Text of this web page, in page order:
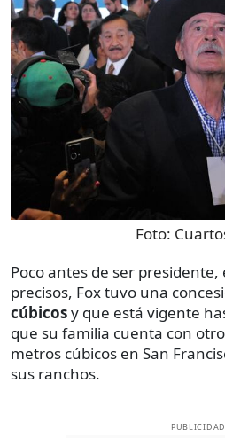
Foto:
Poco antes de ser
precisos, Fox tuvo una
cúbicosy que está vigente
que su familia cuenta con
metros cúbicos en San
sus ranchos.
PUBLICIDAD